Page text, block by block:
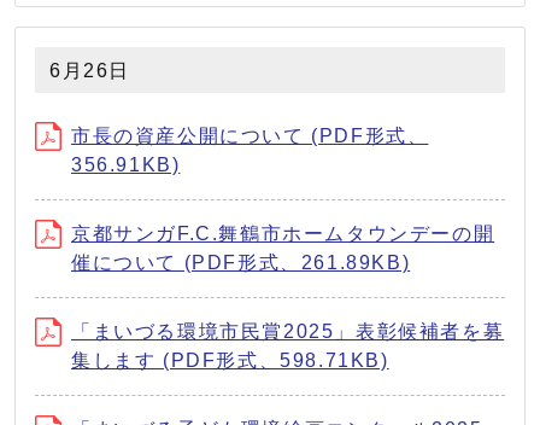
6月26日
市⻑の資産公開について (PDF形式、
356.91KB)
京都サンガF.C.舞鶴市ホームタウンデーの開
催について (PDF形式、261.89KB)
「まいづる環境市⺠賞2025」表彰候補者を募
集します (PDF形式、598.71KB)